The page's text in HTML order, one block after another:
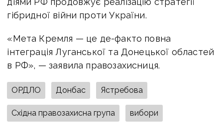
гібридної війни проти України.
«Мета Кремля — це де-факто повна
інтеграція Луганської та Донецької областей
в РФ», — заявила правозахисниця.
ОРДЛО Донбас Ястребова
Східна правозахисна група вибори